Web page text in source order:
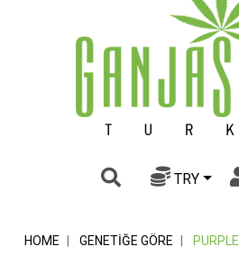
TRY
HOME GENETIĞE GÖRE PURPLE